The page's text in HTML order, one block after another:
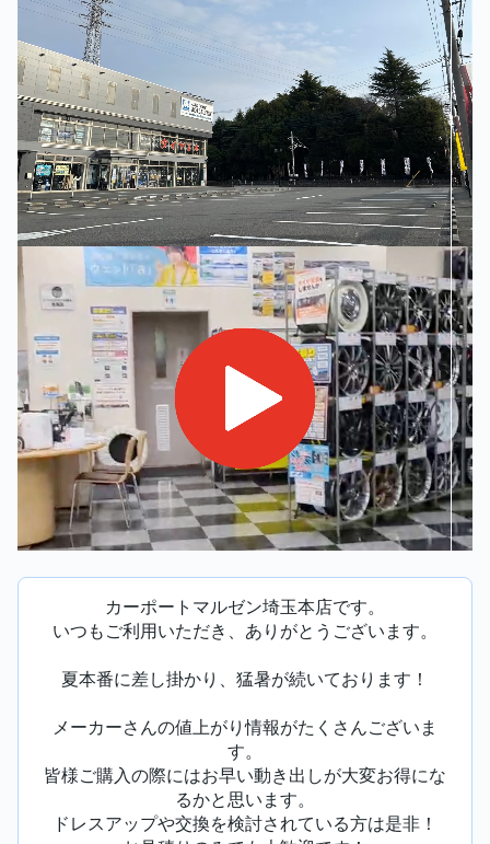
カーポートマルゼン埼玉本店です。
いつもご利用いただき、ありがとうございます。
夏本番に差し掛かり、猛暑が続いております！
メーカーさんの値上がり情報がたくさんございま
す。
皆様ご購入の際にはお早い動き出しが大変お得にな
るかと思います。
ドレスアップや交換を検討されている方は是非！